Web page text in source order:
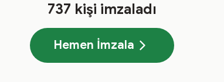
737 kişi imzaladı
Hemen İmzala